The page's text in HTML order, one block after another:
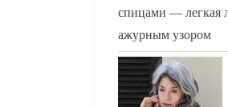
спицами — легкая
ажурным узором